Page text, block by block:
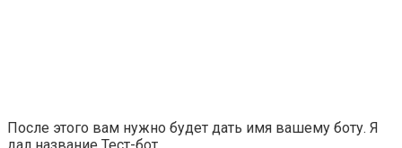
После этого вам нужно будет дать имя вашему боту. Я